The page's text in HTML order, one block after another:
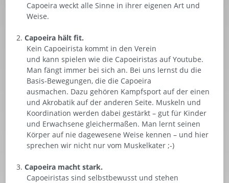
Capoeira weckt alle Sinne in ihrer eigenen Art und
Weise.
Capoeira hält fit.
Kein Capoeirista kommt in den Verein
und kann spielen wie die Capoeiristas auf Youtube.
Man fängt immer bei sich an. Bei uns lernst du die
Basis-Bewegungen, die die Capoeira
ausmachen. Dazu gehören Kampfsport auf der einen
und Akrobatik auf der anderen Seite. Muskeln und
Koordination werden dabei gestärkt – gut für Kinder
und Erwachsene gleichermaßen. Man lernt seinen
Körper auf nie dagewesene Weise kennen – und hier
sprechen wir nicht nur vom Muskelkater ;-)
Capoeira macht stark.
Capoeiristas sind selbstbewusst und stehen